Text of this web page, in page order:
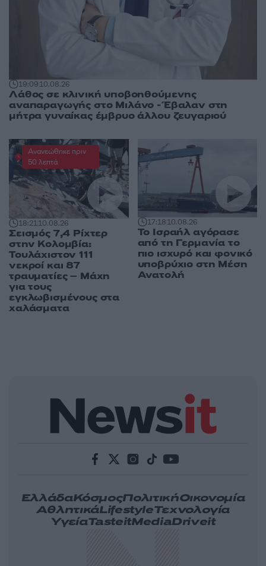
19:0910.08.26
Λάθος σε κλινική υποβοηθούμενης
αναπαραγωγής στο Μιλάνο - Έβαλαν στη
μήτρα γυναίκας έμβρυο άλλου ζευγαριού
18:2110.08.26
Σεισμός 7,4 Ρίχτερ
στην Κολομβία:
Τουλάχιστον 111
νεκροί και 87
τραυματίες – Μάχη
για τους
εγκλωβισμένους στα
χαλάσματα
Ανανεώθηκε πριν
50 λεπτά
17:1810.08.26
Το Ισραήλ αγόρασε
από τη Γερμανία το
πιο ισχυρό και φονικό
υποβρύχιο στη Μέση
Ανατολή
ΕλλάδαΚόσμοςΠολιτικήΟικονομία
ΑθλητικάLifestyleΤεχνολογία
ΥγείαTasteitMediaDriveit